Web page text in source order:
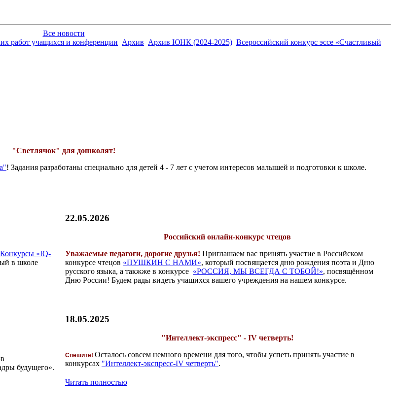
Все новости
работ учащихся и конференции Архив Архив ЮНК (2024-2025) Всероссийский конкурс эссе «Счастливый
"Светлячок" для дошколят!
! Задания разработаны специально для детей 4 - 7 лет с учетом интересов малышей и подготовки к школе.
Конкурсы «IQ-
в школе
будущего».
22.05.2026
Российский онлайн-конкурс чтецов
Уважаемые педагоги, дорогие друзья! Приглашаем вас принять участие в Российском
конкурсе чтецов «ПУШКИН С НАМИ», который посвящается дню рождения поэта и Дню
русского языка, а такжже в конкурсе «РОССИЯ, МЫ ВСЕГДА С ТОБОЙ!», посвящённом
Дню России! Будем рады видеть учащихся вашего учреждения на нашем конкурсе.
18.05.2025
"Интеллект-экспресс" - IV четверть!
Спешите! Осталось совсем немного времени для того, чтобы успеть принять участие в
конкурсах "Интеллект-экспресс-IV четверть".
Читать полностью